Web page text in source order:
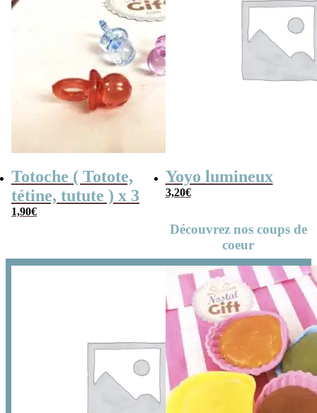
Totoche ( Totote,
tétine, tutute ) x 3
1,90€
Yoyo lumineux
3,20€
Découvrez nos coups de
coeur